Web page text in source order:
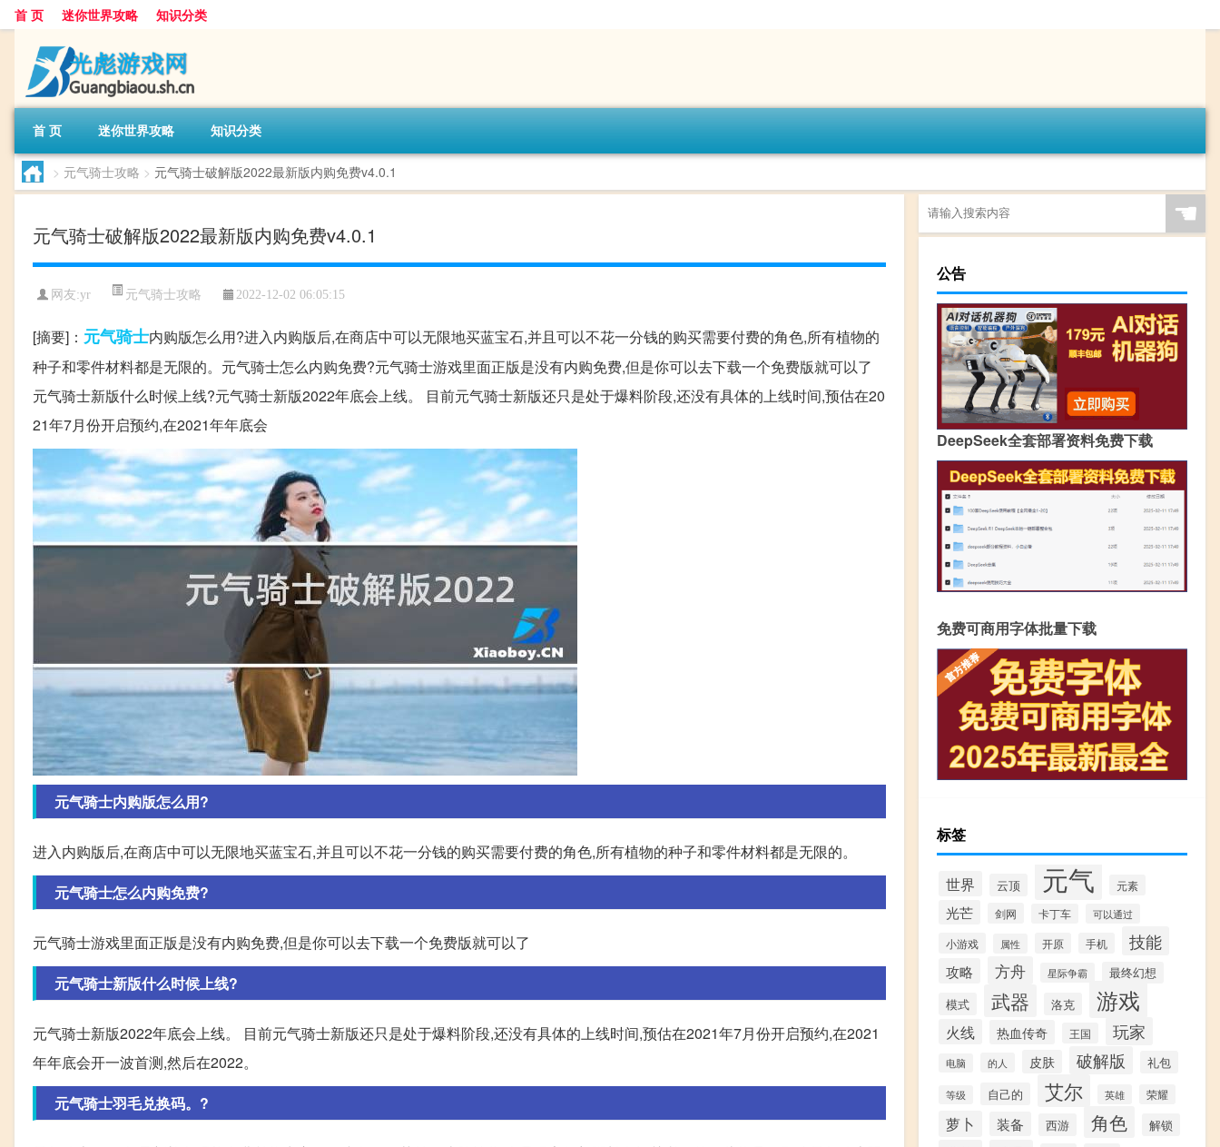
首 页 迷你世界攻略 知识分类
首 页 迷你世界攻略 知识分类
> 元气骑士攻略 > 元气骑士破解版2022最新版内购免费v4.0.1
元气骑士破解版2022最新版内购免费v4.0.1
网友:yr 元气骑士攻略 2022-12-02 06:05:15
[摘要]： 元气骑士内购版怎么用?进入内购版后,在商店中可以无限地买蓝宝石,并且可以不花一分钱的购买需要付费的角色,所有植物的
种子和零件材料都是无限的。元气骑士怎么内购免费?元气骑士游戏里面正版是没有内购免费,但是你可以去下载一个免费版就可以了
元气骑士新版什么时候上线?元气骑士新版2022年底会上线。 目前元气骑士新版还只是处于爆料阶段,还没有具体的上线时间,预估在20
21年7月份开启预约,在2021年年底会
元气骑士内购版怎么用?
进入内购版后,在商店中可以无限地买蓝宝石,并且可以不花一分钱的购买需要付费的角色,所有植物的种子和零件材料都是无限的。
元气骑士怎么内购免费?
元气骑士游戏里面正版是没有内购免费,但是你可以去下载一个免费版就可以了
元气骑士新版什么时候上线?
元气骑士新版2022年底会上线。 目前元气骑士新版还只是处于爆料阶段,还没有具体的上线时间,预估在2021年7月份开启预约,在2021
年年底会开一波首测,然后在2022。
元气骑士羽毛兑换码。?
☚
公告
DeepSeek全套部署资料免费下载
免费可商用字体批量下载
标签
世界 云顶 元气 元素
光芒 剑网 卡丁车 可以通过
小游戏 属性 开原 手机 技能
攻略 方舟 星际争霸 最终幻想
模式 武器 洛克 游戏
火线 热血传奇 王国 玩家
电脑 的人 皮肤 破解版 礼包
等级 自己的 艾尔 英雄 荣耀
萝卜 装备 西游 角色 解锁